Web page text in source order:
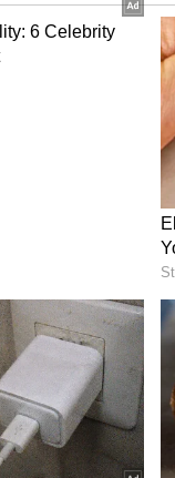
அமைச்சர்கள்
பாஜக
அங்கு இரு
தொண்டர்கள்
எழுப்பி
பாரத்